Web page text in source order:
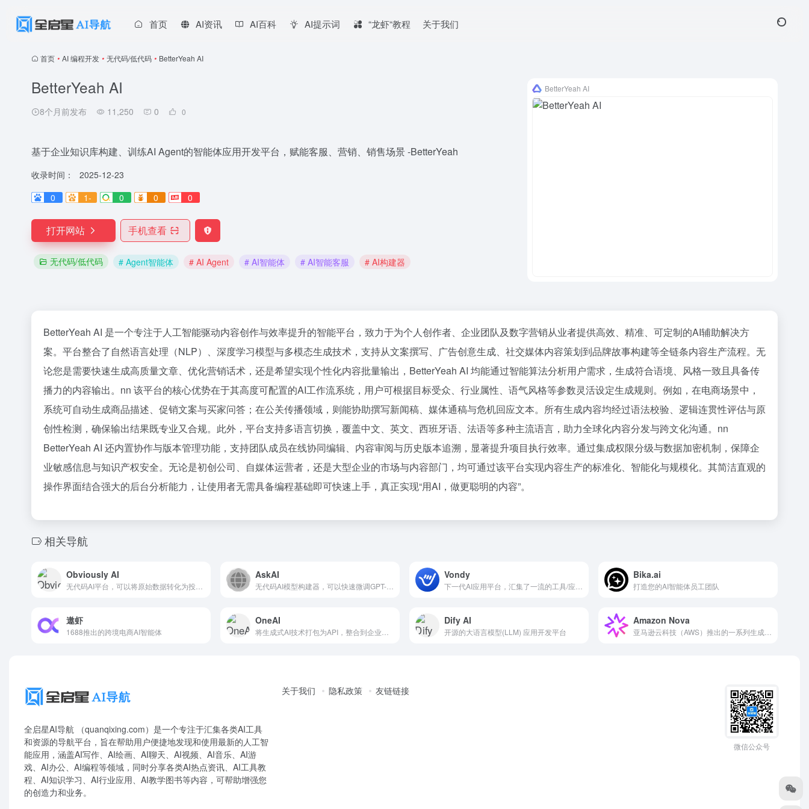
首页 AI资讯 AI百科 AI提示词 “龙虾“教程 关于我们
首页 • AI 编程开发 • 无代码/低代码 • BetterYeah AI
BetterYeah AI
8个月前发布 11,250 0 0
基于企业知识库构建、训练AI Agent的智能体应用开发平台，赋能客服、营销、销售场景 -BetterYeah
收录时间：
2025-12-23
0
1- 0 0 0
打开网站 手机查看
无代码/低代码 # Agent智能体 # AI Agent # AI智能体 # AI智能客服 # AI构建器
BetterYeah AI
BetterYeah AI 是一个专注于人工智能驱动内容创作与效率提升的智能平台，致力于为个人创作者、企业团队及数字营销从业者提供高效、精准、可定制的AI辅助解决方
案。平台整合了自然语言处理（NLP）、深度学习模型与多模态生成技术，支持从文案撰写、广告创意生成、社交媒体内容策划到品牌故事构建等全链条内容生产流程。无
论您是需要快速生成高质量文章、优化营销话术，还是希望实现个性化内容批量输出，BetterYeah AI 均能通过智能算法分析用户需求，生成符合语境、风格一致且具备传
播力的内容输出。nn 该平台的核心优势在于其高度可配置的AI工作流系统，用户可根据目标受众、行业属性、语气风格等参数灵活设定生成规则。例如，在电商场景中，
系统可自动生成商品描述、促销文案与买家问答；在公关传播领域，则能协助撰写新闻稿、媒体通稿与危机回应文本。所有生成内容均经过语法校验、逻辑连贯性评估与原
创性检测，确保输出结果既专业又合规。此外，平台支持多语言切换，覆盖中文、英文、西班牙语、法语等多种主流语言，助力全球化内容分发与跨文化沟通。nn
BetterYeah AI 还内置协作与版本管理功能，支持团队成员在线协同编辑、内容审阅与历史版本追溯，显著提升项目执行效率。通过集成权限分级与数据加密机制，保障企
业敏感信息与知识产权安全。无论是初创公司、自媒体运营者，还是大型企业的市场与内容部门，均可通过该平台实现内容生产的标准化、智能化与规模化。其简洁直观的
操作界面结合强大的后台分析能力，让使用者无需具备编程基础即可快速上手，真正实现“用AI，做更聪明的内容”。
相关导航
Obviously AI AskAI Vondy Bika.ai
打造您的AI智能体员工团队
遨虾
1688推出的跨境电商AI智能体
OneAI Dify AI
开源的大语言模型(LLM) 应用开发平台
Amazon Nova
全启星AI导航 （quanqixing.com）是一个专注于汇集各类AI工具
和资源的导航平台，旨在帮助用户便捷地发现和使用最新的人工智
能应用，涵盖AI写作、AI绘画、AI聊天、AI视频、AI音乐、AI游
戏、AI办公、AI编程等领域，同时分享各类AI热点资讯、AI工具教
程、AI知识学习、AI行业应用、AI教学图书等内容，可帮助增强您
的创造力和业务。
关于我们 隐私政策 友链链接
微信公众号